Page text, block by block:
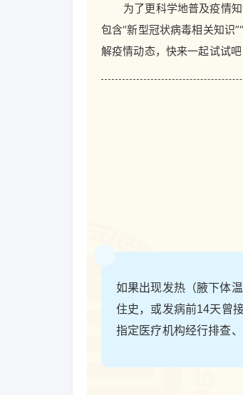
为了更科学地普及疫情
包含“新型冠状病毒相关知识
解疫情动态，快来一起试试吧
如果出现发热（腋下体
住史，或发病前14天曾
指定医疗机构经行排查、